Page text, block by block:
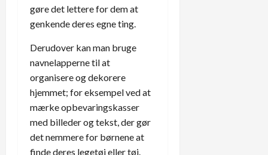
gøre det lettere for dem at
genkende deres egne ting.
Derudover kan man bruge
navnelapperne til at
organisere og dekorere
hjemmet; for eksempel ved at
mærke opbevaringskasser
med billeder og tekst, der gør
det nemmere for børnene at
finde deres legetøj eller tøj.